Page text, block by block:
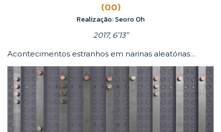
(OO)
Realização: Seoro Oh
2017, 6’13’’
Acontecimentos estranhos em narinas aleatórias…